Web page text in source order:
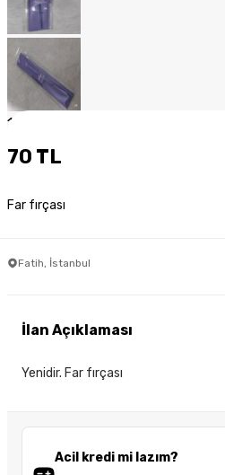
1
70 TL
Far fırçası
Fatih, İstanbul
Acil kredi mi lazım?
İlan Açıklaması
Yenidir. Far fırçası